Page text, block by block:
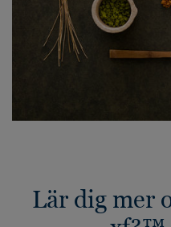
Lär dig mer